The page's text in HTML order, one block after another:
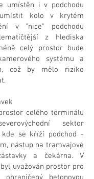
umístěn i v podchodu
kolo v krytém
v "nice" podchodu
z hlediska
celý prostor bude
systému a
což by mělo riziko
celého terminálu
sektor
kde se kříží podchod -
nástup na tramvajové
a čekárna. V
uvažován prostor pro